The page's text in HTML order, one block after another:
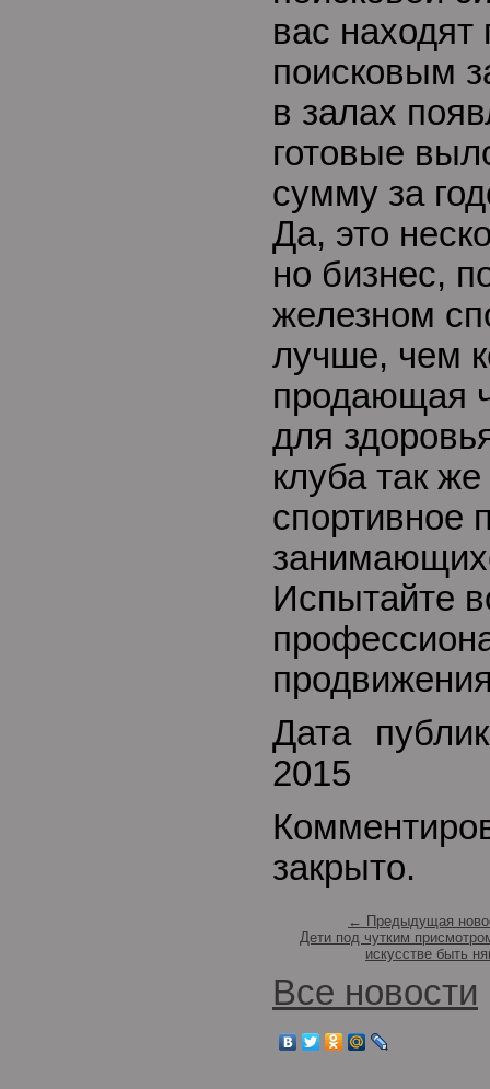
вас
поисковым
в залах
готовые
сумму за
Да, это
но бизнес,
железном
лучше, чем
продающая
для
клуба так
спортивное
Испытайте
Дата
2015
закрыто.
← Предыдущая
Дети под чутким
искусстве быть
Все новости